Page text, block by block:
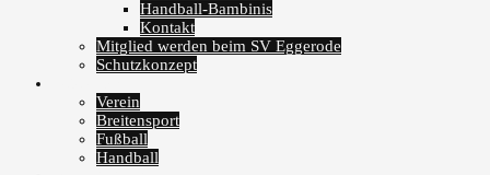
Handball-Bambinis
Kontakt
Mitglied werden beim SV Eggerode
Schutzkonzept
Verein
Breitensport
Fußball
Handball